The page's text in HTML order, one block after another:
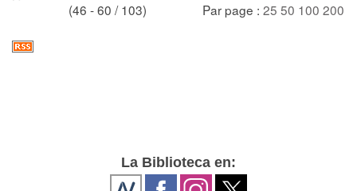
(46 - 60 / 103) Par page : 25 50 100 200
La Biblioteca en: